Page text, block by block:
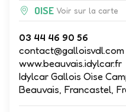
OISE Voir sur la carte
03 44 46 90 56
contact@galloisvdl.com
www.beauvais.idylcar.fr
Idylcar Gallois Oise